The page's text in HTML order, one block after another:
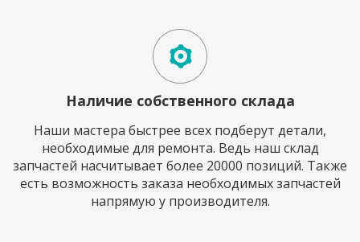
Наличие собственного склада
Наши мастера быстрее всех подберут детали,
необходимые для ремонта. Ведь наш склад
запчастей насчитывает более 20000 позиций. Также
есть возможность заказа необходимых запчастей
напрямую у производителя.